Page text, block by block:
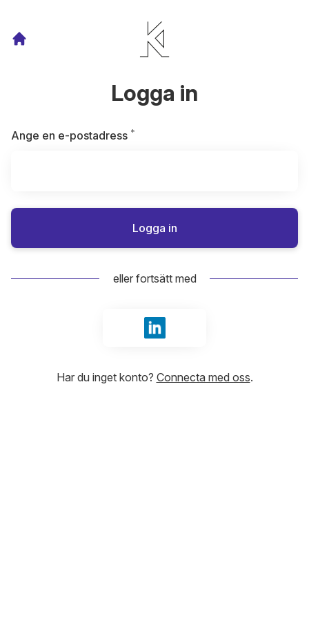
Logga in
Ange en e-postadress *
Logga in
eller fortsätt med
Logga in med LinkedIn
Har du inget konto? Connecta med oss.